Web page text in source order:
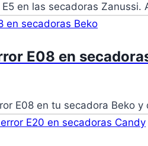
en las secadoras
E08 en
E08 en tu secadora Beko